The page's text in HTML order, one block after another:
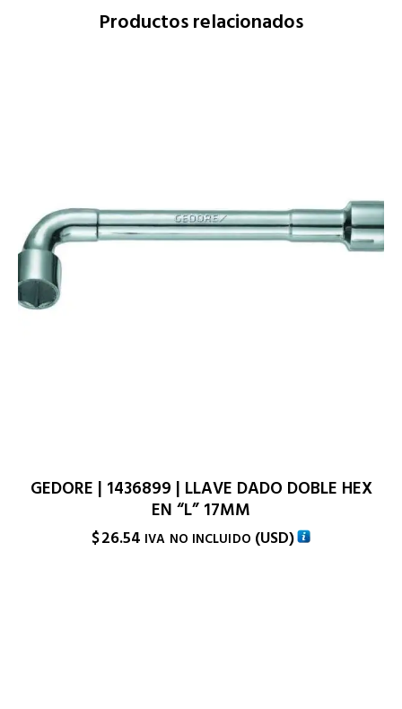
Productos relacionados
GEDORE | 1436899 | LLAVE DADO DOBLE HEX
EN “L” 17MM
$26.54 IVA NO INCLUIDO (USD)